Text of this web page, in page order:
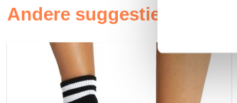
Andere suggesties…